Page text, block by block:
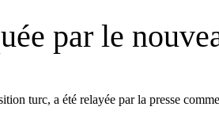
par le
turc, a été relayée par la presse